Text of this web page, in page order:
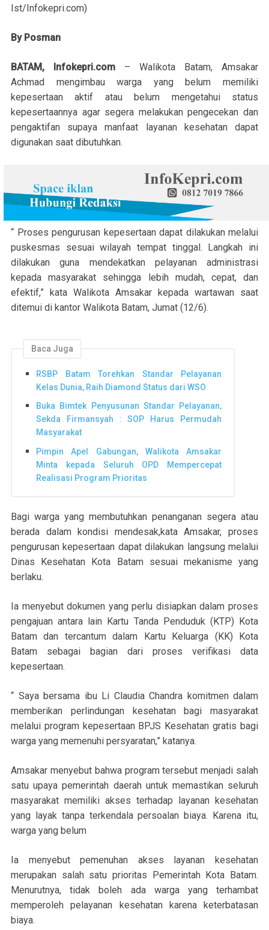
Ist/Infokepri.com)
By Posman
BATAM, Infokepri.com – Walikota Batam, Amsakar
Achmad mengimbau warga yang belum memiliki
kepesertaan aktif atau belum mengetahui status
kepesertaannya agar segera melakukan pengecekan dan
pengaktifan supaya manfaat layanan kesehatan dapat
digunakan saat dibutuhkan.
“ Proses pengurusan kepesertaan dapat dilakukan melalui
puskesmas sesuai wilayah tempat tinggal. Langkah ini
dilakukan guna mendekatkan pelayanan administrasi
kepada masyarakat sehingga lebih mudah, cepat, dan
efektif,” kata Walikota Amsakar kepada wartawan saat
ditemui di kantor Walikota Batam, Jumat (12/6).
Baca Juga
RSBP Batam Torehkan Standar Pelayanan
Kelas Dunia, Raih Diamond Status dari WSO
Buka Bimtek Penyusunan Standar Pelayanan,
Sekda Firmansyah : SOP Harus Permudah
Masyarakat
Pimpin Apel Gabungan, Walikota Amsakar
Minta kepada Seluruh OPD Mempercepat
Realisasi Program Prioritas
Bagi warga yang membutuhkan penanganan segera atau
berada dalam kondisi mendesak,kata Amsakar, proses
pengurusan kepesertaan dapat dilakukan langsung melalui
Dinas Kesehatan Kota Batam sesuai mekanisme yang
berlaku.
Ia menyebut dokumen yang perlu disiapkan dalam proses
pengajuan antara lain Kartu Tanda Penduduk (KTP) Kota
Batam dan tercantum dalam Kartu Keluarga (KK) Kota
Batam sebagai bagian dari proses verifikasi data
kepesertaan.
“ Saya bersama ibu Li Claudia Chandra komitmen dalam
memberikan perlindungan kesehatan bagi masyarakat
melalui program kepesertaan BPJS Kesehatan gratis bagi
warga yang memenuhi persyaratan,” katanya.
Amsakar menyebut bahwa program tersebut menjadi salah
satu upaya pemerintah daerah untuk memastikan seluruh
masyarakat memiliki akses terhadap layanan kesehatan
yang layak tanpa terkendala persoalan biaya. Karena itu,
warga yang belum
Ia menyebut pemenuhan akses layanan kesehatan
merupakan salah satu prioritas Pemerintah Kota Batam.
Menurutnya, tidak boleh ada warga yang terhambat
memperoleh pelayanan kesehatan karena keterbatasan
biaya.